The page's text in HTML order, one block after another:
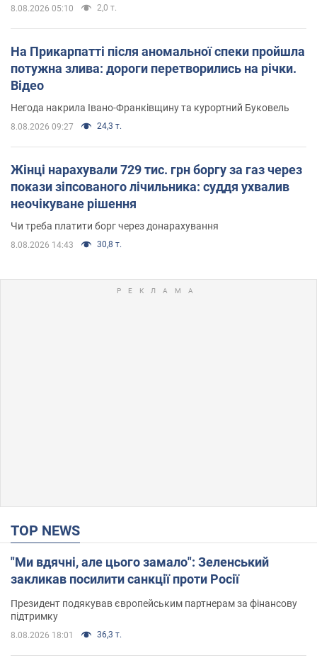
8.08.2026 05:10 2,0 т.
На Прикарпатті після аномальної спеки пройшла
потужна злива: дороги перетворились на річки.
Відео
Негода накрила Івано-Франківщину та курортний Буковель
8.08.2026 09:27 24,3 т.
Жінці нарахували 729 тис. грн боргу за газ через
покази зіпсованого лічильника: суддя ухвалив
неочікуване рішення
Чи треба платити борг через донарахування
8.08.2026 14:43 30,8 т.
TOP NEWS
"Ми вдячні, але цього замало": Зеленський
закликав посилити санкції проти Росії
Президент подякував європейським партнерам за фінансову
підтримку
8.08.2026 18:01 36,3 т.